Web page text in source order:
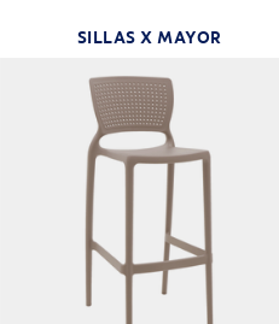
SILLAS X MAYOR